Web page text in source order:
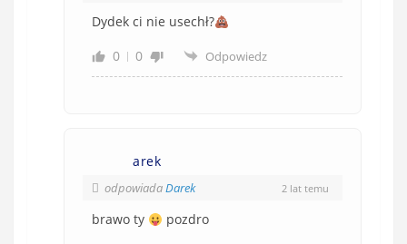
Dydek ci nie usechł?
0
0 Odpowiedz
arek
odpowiadaDarek 2 lat temu
brawo ty
pozdro